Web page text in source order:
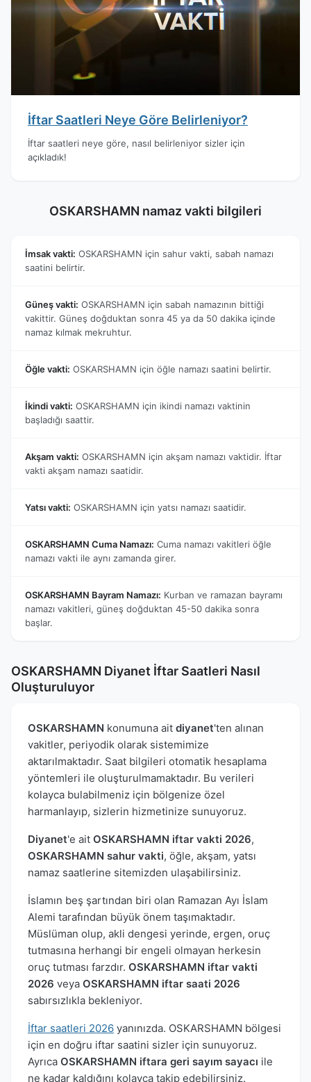
İftar Saatleri Neye Göre Belirleniyor?
İftar saatleri neye göre, nasıl belirleniyor sizler için
açıkladık!
OSKARSHAMN namaz vakti bilgileri
İmsak vakti: OSKARSHAMN için sahur vakti, sabah namazı
saatini belirtir.
Güneş vakti: OSKARSHAMN için sabah namazının bittiği
vakittir. Güneş doğduktan sonra 45 ya da 50 dakika içinde
namaz kılmak mekruhtur.
Öğle vakti: OSKARSHAMN için öğle namazı saatini belirtir.
İkindi vakti: OSKARSHAMN için ikindi namazı vaktinin
başladığı saattir.
Akşam vakti: OSKARSHAMN için akşam namazı vaktidir. İftar
vakti akşam namazı saatidir.
Yatsı vakti: OSKARSHAMN için yatsı namazı saatidir.
OSKARSHAMN Cuma Namazı: Cuma namazı vakitleri öğle
namazı vakti ile aynı zamanda girer.
OSKARSHAMN Bayram Namazı: Kurban ve ramazan bayramı
namazı vakitleri, güneş doğduktan 45-50 dakika sonra
başlar.
OSKARSHAMN Diyanet İftar Saatleri Nasıl
Oluşturuluyor
OSKARSHAMN konumuna ait diyanet'ten alınan
vakitler, periyodik olarak sistemimize
aktarılmaktadır. Saat bilgileri otomatik hesaplama
yöntemleri ile oluşturulmamaktadır. Bu verileri
kolayca bulabilmeniz için bölgenize özel
harmanlayıp, sizlerin hizmetinize sunuyoruz.
Diyanet'e ait OSKARSHAMN iftar vakti 2026,
OSKARSHAMN sahur vakti, öğle, akşam, yatsı
namaz saatlerine sitemizden ulaşabilirsiniz.
İslamın beş şartından biri olan Ramazan Ayı İslam
Alemi tarafından büyük önem taşımaktadır.
Müslüman olup, akli dengesi yerinde, ergen, oruç
tutmasına herhangi bir engeli olmayan herkesin
oruç tutması farzdır. OSKARSHAMN iftar vakti
2026 veya OSKARSHAMN iftar saati 2026
sabırsızlıkla bekleniyor.
İftar saatleri 2026 yanınızda. OSKARSHAMN bölgesi
için en doğru iftar saatini sizler için sunuyoruz.
Ayrıca OSKARSHAMN iftara geri sayım sayacı ile
ne kadar kaldığını kolayca takip edebilirsiniz.